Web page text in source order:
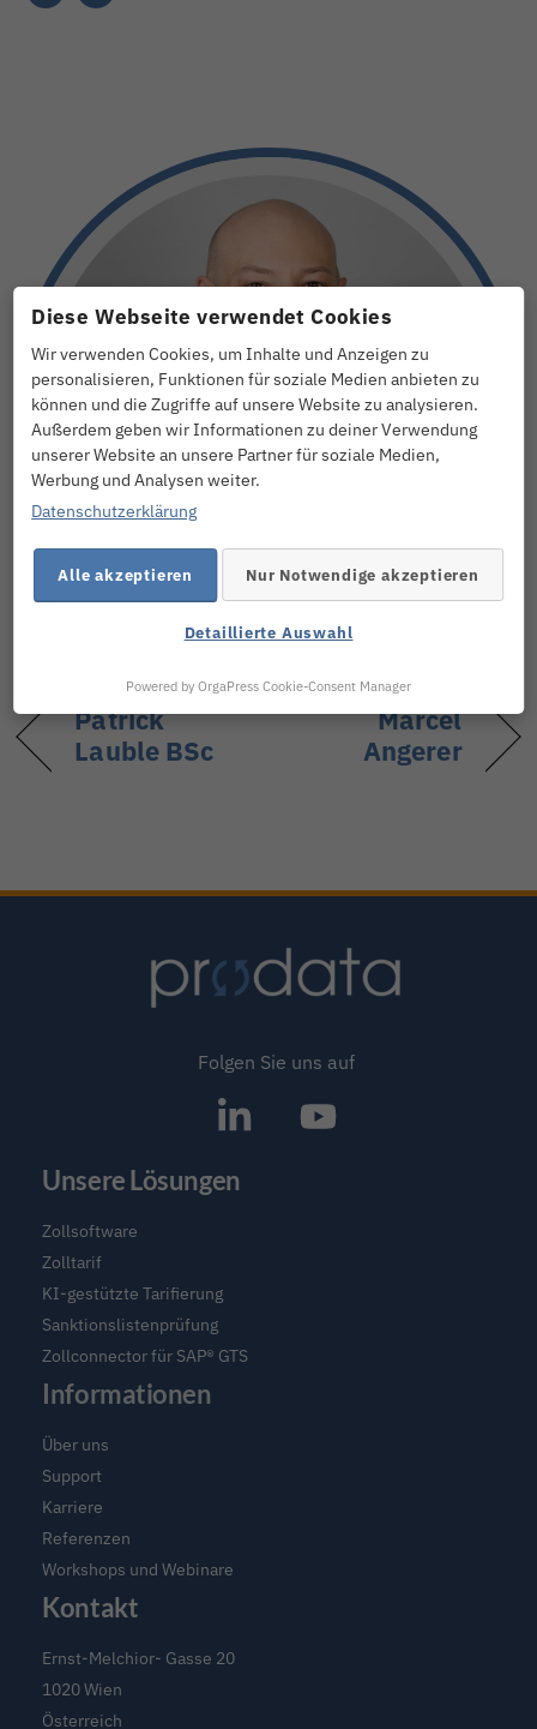
Patrick
Lauble BSc
Marcel
Angerer
Folgen Sie uns auf
SAP®
Software
und
Compliance
Icon
Unsere Lösungen
Zollsoftware
Zolltarif
KI-gestützte Tarifierung
Sanktionslistenprüfung
Zollconnector für SAP® GTS
Informationen
Über uns
Support
Karriere
Referenzen
Workshops und Webinare
Kontakt
Ernst-Melchior- Gasse 20
1020 Wien
Österreich
Diese Webseite verwendet Cookies
Wir verwenden Cookies, um Inhalte und Anzeigen zu
personalisieren, Funktionen für soziale Medien anbieten zu
können und die Zugriffe auf unsere Website zu analysieren.
Außerdem geben wir Informationen zu deiner Verwendung
unserer Website an unsere Partner für soziale Medien,
Werbung und Analysen weiter.
Datenschutzerklärung
Alle akzeptieren Nur Notwendige akzeptieren
Detaillierte Auswahl
Powered by OrgaPress Cookie-Consent Manager